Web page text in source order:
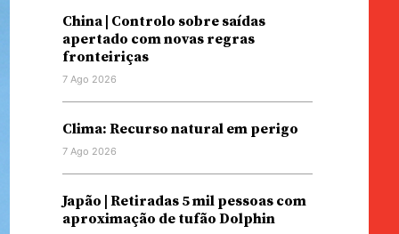
China | Controlo sobre saídas
apertado com novas regras
fronteiriças
7 Ago 2026
Clima: Recurso natural em perigo
7 Ago 2026
Japão | Retiradas 5 mil pessoas com
aproximação de tufão Dolphin